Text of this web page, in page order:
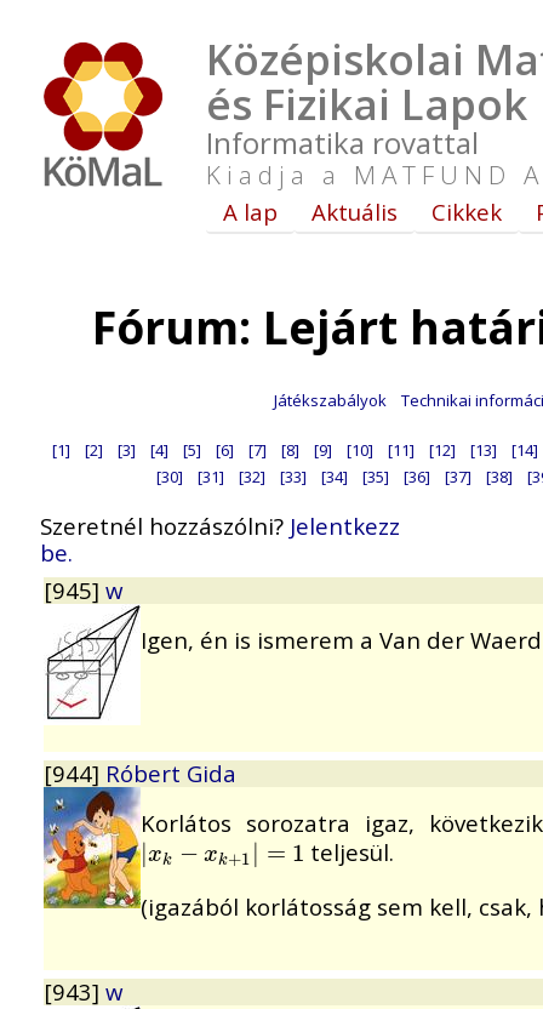
Középiskolai
és Fizikai Lapok
Informatika rovattal
Kiadja a MATFUND
A lap Aktuális Cikkek
Fórum: Lejárt
Játékszabályok Technikai
[1] [2] [3] [4] [5] [6] [7] [8] [9] [10] [11] [12] [13]
[14]
[30]
[31] [32] [33] [34] [35] [36] [37] [38]
Szeretnél hozzászólni? Jelentkezz
be.
[945] w
Igen, én is ismerem a Van der
[944] Róbert Gida
Korlátos sorozatra igaz,
|xk − xk+1 | = 1
|xk −x k+1| = 1
teljesül.
(igazából korlátosság sem kell,
[943] w